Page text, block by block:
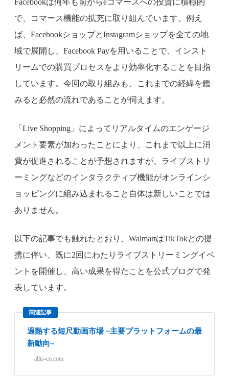
Facebookは何年も前からeコマースへの投資に積極的
で、コマース機能の拡充に取り組んでいます。例え
ば、FacebookショップとInstagramショップを全ての地
域で展開し、Facebook Payを用いることで、インスト
リームでの購買プロセスをより効率化することを目指
しています。今回の取り組みも、これまでの経緯を鑑
みると必然の流れであることが伺えます。
「Live Shopping」によってリアルタイムのエンゲージ
メント要素が加わったことにより、これまで以上に消
費が促進されることが予想されますが、ライブストリ
ーミングなどのインタラクティブ機能がオンラインシ
ョッピングに組み込まれること自体は新しいことでは
ありません。
以下の記事でも触れたとおり、WalmartはTikTokとの提
携に伴い、既に2回にわたりライブストリーミングイベ
ントを開催し、高い成果を得たことを公式ブログで発
表しています。
関連記事
過熱する短尺動画市場 ~主要プラットフォームの最
新動向~
allis-co.com